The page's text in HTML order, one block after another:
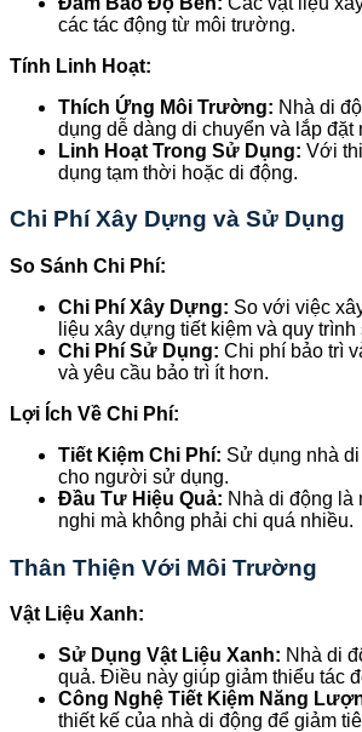
các tác động từ môi trường.
Tính Linh Hoạt:
Thích Ứng Môi Trường: Nhà di
dụng dễ dàng di chuyển và lắp đặt
Linh Hoạt Trong Sử Dụng: Với
dụng tạm thời hoặc di động.
Chi Phí Xây Dựng và Sử Dụng
So Sánh Chi Phí:
Chi Phí Xây Dựng: So với việc
liệu xây dựng tiết kiệm và quy
Chi Phí Sử Dụng: Chi phí bảo trì
và yêu cầu bảo trì ít hơn.
Lợi Ích Về Chi Phí:
Tiết Kiệm Chi Phí: Sử dụng nhà
cho người sử dụng.
Đầu Tư Hiệu Quả: Nhà di động
nghi mà không phải chi quá nhiều.
Thân Thiện Với Môi Trường
Vật Liệu Xanh:
Sử Dụng Vật Liệu Xanh: Nhà di
quả. Điều này giúp giảm thiểu tác
Công Nghệ Tiết Kiệm Năng
thiết kế của nhà di động để giảm